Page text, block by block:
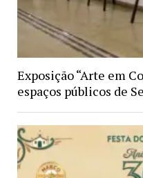
Exposição “Arte em
espaços públicos de